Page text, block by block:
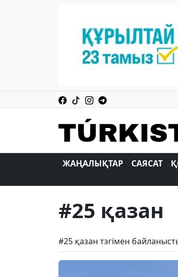
ЖАҢАЛЫҚТАР САЯСАТ
#25 қазан
#25 қазан тэгімен